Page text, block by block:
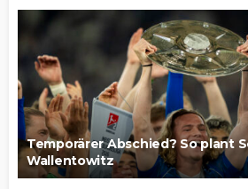
Temporärer Abschied? So plant
Wallentowitz